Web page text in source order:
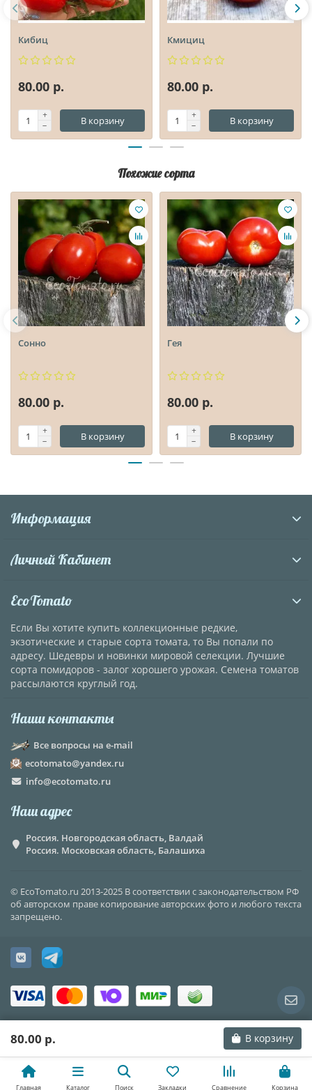
Кибиц
80.00 р.
В корзину
Кмициц
80.00 р.
В корзину
Похожие сорта
Сонно
80.00 р.
В корзину
Гея
80.00 р.
В корзину
Информация
Личный Кабинет
EcoTomato
Если Вы хотите купить коллекционные редкие,
экзотические и старые сорта томата, то Вы попали по
адресу. Шедевры и новинки мировой селекции. Лучшие
сорта помидоров - залог хорошего урожая. Семена томатов
рассылаются круглый год.
Наши контакты
Все вопросы на e-mail
ecotomato@yandex.ru
info@ecotomato.ru
Наш адрес
Россия. Новгородская область, Валдай
Россия. Московская область, Балашиха
© EcoTomato.ru 2013-2025 В соответствии с законодательством РФ
об авторском праве копирование авторских фото и любого текста
запрещено.
80.00 р. В корзину
Главная Каталог Поиск Закладки Сравнение Корзина